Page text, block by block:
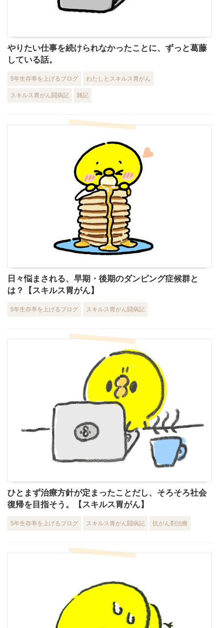
やりたい仕事を続けられなかったことに、ずっと葛藤
している話。
5年生存率を上げるブログ わたしとスキルス胃がん
スキルス胃がん闘病記 雑記
日々悩まされる、早期・後期のダンピング症候群と
は？【スキルス胃がん】
5年生存率を上げるブログ スキルス胃がん闘病記
ひとまず治療方針が定まったことだし、そろそろ社会
復帰を目指そう。【スキルス胃がん】
5年生存率を上げるブログ スキルス胃がん闘病記 抗がん剤治療